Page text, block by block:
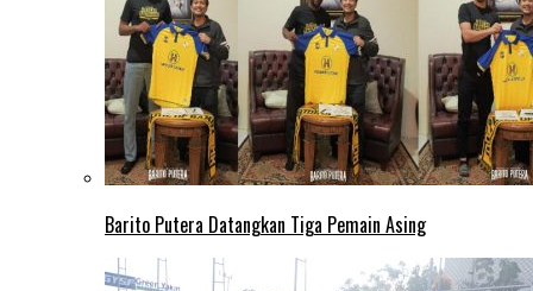
Barito Putera Datangkan Tiga Pemain Asing